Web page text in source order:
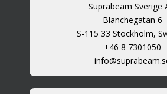
Suprabeam Sverige
Blanchegatan 6
S-115 33 Stockholm,
+46 8 7301050